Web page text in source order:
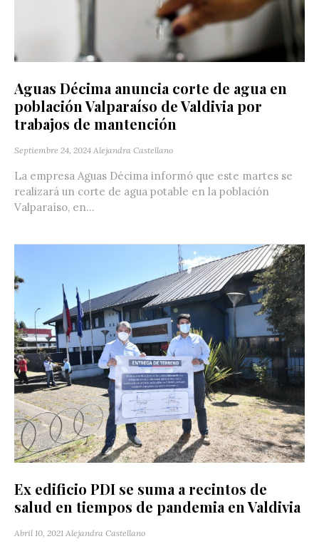
Aguas Décima anuncia corte de agua en
población Valparaíso de Valdivia por
trabajos de mantención
Septiembre 24, 2024 Alejandra Castellano
La empresa Aguas Décima informó que este martes se
realizará un corte de agua potable en la población
Valparaíso, en...
Ex edificio PDI se suma a recintos de
salud en tiempos de pandemia en Valdivia
Abril 10, 2021 Alejandra Castellano